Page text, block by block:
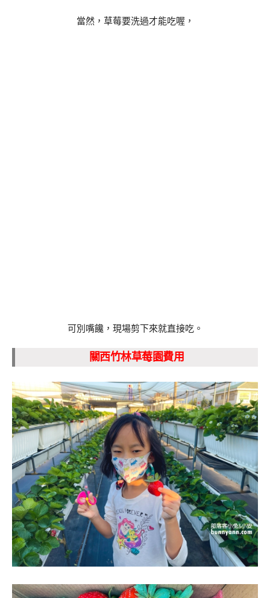
當然，草莓要洗過才能吃喔，
可別嘴饞，現場剪下來就直接吃。
關西竹林草莓園費用